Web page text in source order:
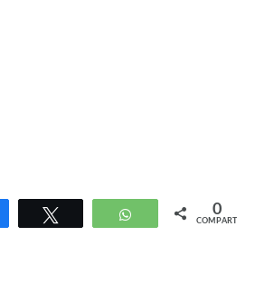
Compartir WhatsApp 0
COMPARTIR